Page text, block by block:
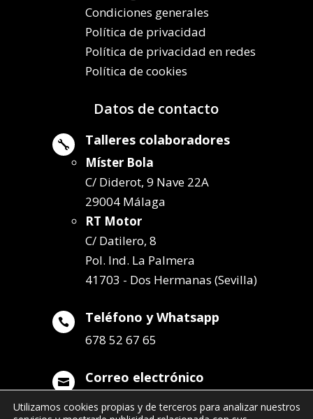
Condiciones generales
Política de privacidad
Política de privacidad en redes
Política de cookies
Datos de contacto
 Talleres colaboradores
Míster Bola
C/ Diderot, 9 Nave 22A
29004 Málaga
RT Motor
C/ Datilero, 8
Pol. Ind. La Palmera
41703 - Dos Hermanas (Sevilla)
 Teléfono y Whatsapp
678 52 67 65
 Correo electrónico
info@remolqueszabala.com
Utilizamos cookies propias y de terceros para analizar nuestros